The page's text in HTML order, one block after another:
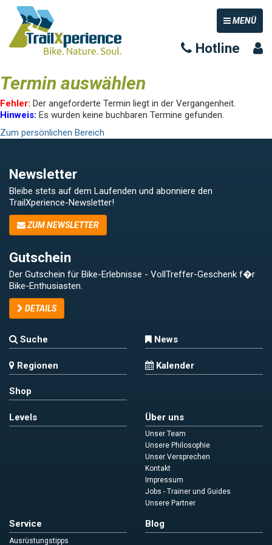
TOGGLE
MENÜ
Hotline
Termin auswählen
Fehler: Der angeforderte Termin liegt in der Vergangenheit.
Hinweis: Es wurden keine buchbaren Termine gefunden.
Zum persönlichen Bereich
Newsletter
Bleibe stets auf dem Laufenden und abonniere den
TrailXperience-Newsletter!
ZUM NEWSLETTER
Gutschein
Der Gutschein für Bike-Erlebnisse - VollTreffer-Geschenk f�r
Bike-Enthusiasten.
DETAILS
Suche News
Regionen Kalender
Shop
Levels Über uns
Unser Team
Unsere Philosophie
Unser Versprechen
Kontakt
Impressum
Jobs - Trainer und Guides
Unsere Partner
Service
Ausrüstungstipps
Blog